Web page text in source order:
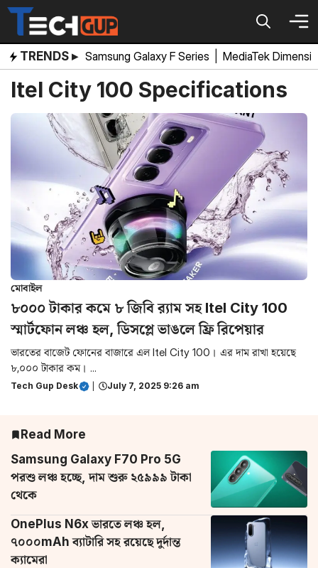
Skip
content
TRENDS ▸ Samsung Galaxy F Series MediaTek
Itel City 100 Specifications
মোবাইল
৮০০০ টাকার কমে ৮ জিবি র‌্যাম সহ Itel City 100
স্মার্টফোন লঞ্চ হল, ডিসপ্লে ভাঙলে ফ্রি রিপেয়ার
ভারতের বাজেট ফোনের বাজারে এল Itel City 100। এর দাম রাখা হয়েছে
৮,০০০ টাকার কম। ...
Tech Gup Desk July 7, 2025 9:26 am
Read More
Samsung Galaxy F70 Pro 5G
পরশু লঞ্চ হচ্ছে, দাম শুরু ২৫৯৯৯ টাকা
থেকে
OnePlus N6x ভারতে লঞ্চ হল,
৭০০০mAh ব্যাটারি সহ রয়েছে দুর্দান্ত
ক্যামেরা